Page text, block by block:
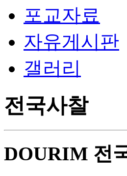
포교자료
자유게시판
갤러리
전국사찰
DOURIM 전